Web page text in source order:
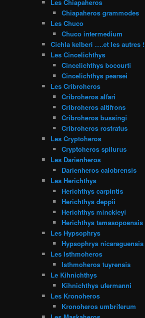
Les Chiapaheros
Chiapaheros grammodes
Les Chuco
Chuco intermedium
Cichla kelberi ….et les autres !
Les Cincelichthys
Cincelichthys bocourti
Cincelichthys pearsei
Les Cribroheros
Cribroheros alfari
Cribroheros altifrons
Cribroheros bussingi
Cribroheros rostratus
Les Cryptoheros
Cryptoheros spilurus
Les Darienheros
Darienheros calobrensis
Les Herichthys
Herichthys carpintis
Herichthys deppii
Herichthys minckleyi
Herichthys tamasopoensis
Les Hypsophrys
Hypsophrys nicaraguensis
Les Isthmoheros
Isthmoheros tuyrensis
Le Kihnichthys
Kihnichthys ufermanni
Les Kronoheros
Kronoheros umbriferum